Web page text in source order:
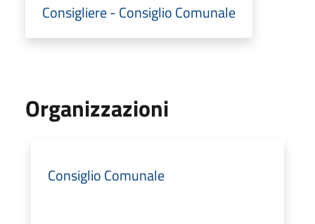
Consigliere - Consiglio Comunale
Organizzazioni
Consiglio Comunale